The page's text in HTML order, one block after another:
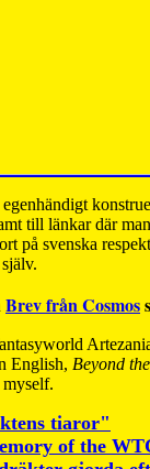
till länkar där
på svenska
Brev från Cosmos
English, Beyond
tiaror"
of the